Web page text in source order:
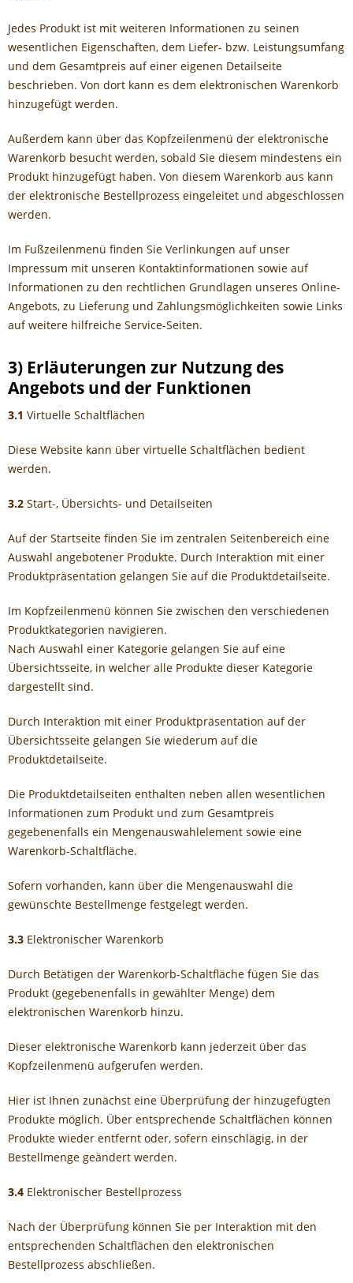
Jedes Produkt ist mit weiteren Informationen zu seinen
wesentlichen Eigenschaften, dem Liefer- bzw. Leistungsumfang
und dem Gesamtpreis auf einer eigenen Detailseite
beschrieben. Von dort kann es dem elektronischen Warenkorb
hinzugefügt werden.
Außerdem kann über das Kopfzeilenmenü der elektronische
Warenkorb besucht werden, sobald Sie diesem mindestens ein
Produkt hinzugefügt haben. Von diesem Warenkorb aus kann
der elektronische Bestellprozess eingeleitet und abgeschlossen
werden.
Im Fußzeilenmenü finden Sie Verlinkungen auf unser
Impressum mit unseren Kontaktinformationen sowie auf
Informationen zu den rechtlichen Grundlagen unseres Online-
Angebots, zu Lieferung und Zahlungsmöglichkeiten sowie Links
auf weitere hilfreiche Service-Seiten.
3) Erläuterungen zur Nutzung des
Angebots und der Funktionen
3.1 Virtuelle Schaltflächen
Diese Website kann über virtuelle Schaltflächen bedient
werden.
3.2 Start-, Übersichts- und Detailseiten
Auf der Startseite finden Sie im zentralen Seitenbereich eine
Auswahl angebotener Produkte. Durch Interaktion mit einer
Produktpräsentation gelangen Sie auf die Produktdetailseite.
Im Kopfzeilenmenü können Sie zwischen den verschiedenen
Produktkategorien navigieren.
Nach Auswahl einer Kategorie gelangen Sie auf eine
Übersichtsseite, in welcher alle Produkte dieser Kategorie
dargestellt sind.
Durch Interaktion mit einer Produktpräsentation auf der
Übersichtsseite gelangen Sie wiederum auf die
Produktdetailseite.
Die Produktdetailseiten enthalten neben allen wesentlichen
Informationen zum Produkt und zum Gesamtpreis
gegebenenfalls ein Mengenauswahlelement sowie eine
Warenkorb-Schaltfläche.
Sofern vorhanden, kann über die Mengenauswahl die
gewünschte Bestellmenge festgelegt werden.
3.3 Elektronischer Warenkorb
Durch Betätigen der Warenkorb-Schaltfläche fügen Sie das
Produkt (gegebenenfalls in gewählter Menge) dem
elektronischen Warenkorb hinzu.
Dieser elektronische Warenkorb kann jederzeit über das
Kopfzeilenmenü aufgerufen werden.
Hier ist Ihnen zunächst eine Überprüfung der hinzugefügten
Produkte möglich. Über entsprechende Schaltflächen können
Produkte wieder entfernt oder, sofern einschlägig, in der
Bestellmenge geändert werden.
3.4 Elektronischer Bestellprozess
Nach der Überprüfung können Sie per Interaktion mit den
entsprechenden Schaltflächen den elektronischen
Bestellprozess abschließen.